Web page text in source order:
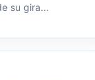
su gira...